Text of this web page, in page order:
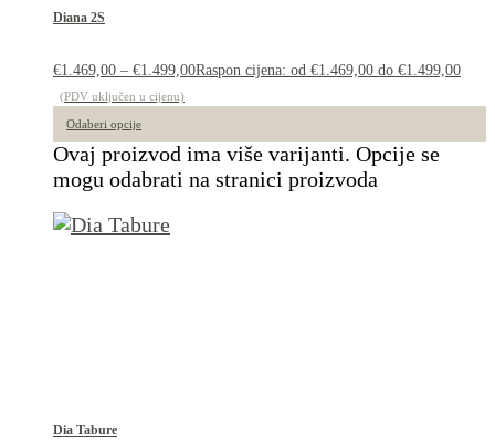
Diana 2S
€1.469,00 – €1.499,00Raspon cijena: od €1.469,00 do €1.499,00
(PDV uključen u cijenu)
Odaberi opcije
Ovaj proizvod ima više varijanti. Opcije se
mogu odabrati na stranici proizvoda
Dia Tabure